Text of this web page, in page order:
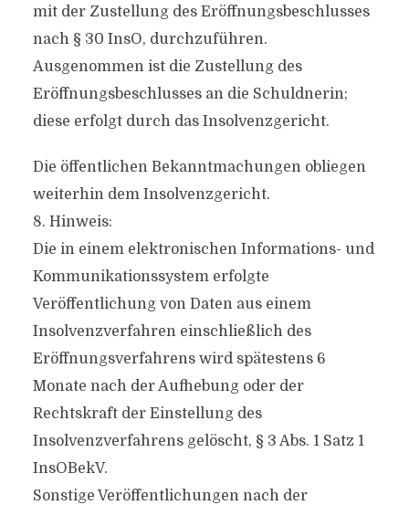
mit der Zustellung des Eröffnungsbeschlusses
nach § 30 InsO, durchzuführen.
Ausgenommen ist die Zustellung des
Eröffnungsbeschlusses an die Schuldnerin;
diese erfolgt durch das Insolvenzgericht.
Die öffentlichen Bekanntmachungen obliegen
weiterhin dem Insolvenzgericht.
8. Hinweis:
Die in einem elektronischen Informations- und
Kommunikationssystem erfolgte
Veröffentlichung von Daten aus einem
Insolvenzverfahren einschließlich des
Eröffnungsverfahrens wird spätestens 6
Monate nach der Aufhebung oder der
Rechtskraft der Einstellung des
Insolvenzverfahrens gelöscht, § 3 Abs. 1 Satz 1
InsOBekV.
Sonstige Veröffentlichungen nach der